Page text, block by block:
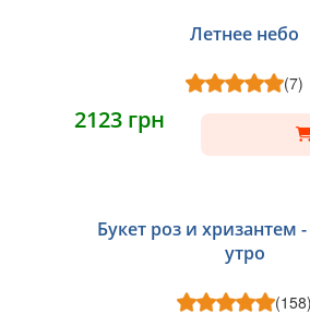
Летнее небо
(7)
2123 грн
Букет роз и хризантем
утро
(158)